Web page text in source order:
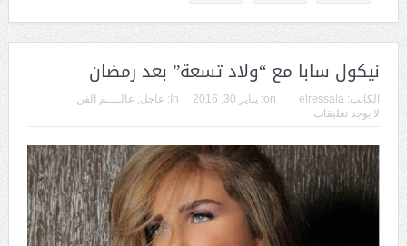
نيكول سابا مع “ولاد تسعة” بعد رمضان
الكاتب: elressala
on: يناير 30, 2016 In: عاجل, عالــــم الفن
لا يوجد تعليقات